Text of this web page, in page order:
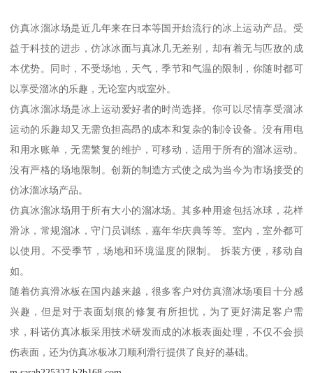
仿真冰溜冰场是近几年来在日本等国开始流行的冰上运动产品。受
益于科技的进步，仿冰冰面与真冰几无差别，却有着无与匹敌的成
本优势。同时，不受场地，天气，季节和气温的限制，你随时都可
以享受溜冰的乐趣，无论室内或室外。
仿真冰溜冰场是冰上运动爱好者的时尚选择。你可以尽情享受溜冰
运动的乐趣却又无需负担高昂的成本和复杂的制冷设备。没有用电
和用水账单，无需繁复的维护，可移动，适用于所有的溜冰运动。
没有严格的场地限制。创新的制造方式使之成为当今为市场接受的
仿冰溜冰场产品。
仿真冰溜冰场用于所有大小的溜冰场。其多种用途包括冰球，花样
滑冰，常规溜冰，守门员训练，嘉年华庆典等等。室内，室外都可
以使用。不受季节，场地和环境温度的限制。 拆装方便，移动自
如。
随着仿真滑冰板在国内越来越，很多客户对仿真溜冰场项目十分感
兴趣，但是对于表面划痕的修复有所担忧，为了更好满足客户需
求，科诺仿真冰板采用技术研发而成的冰板表面处理，不仅不会损
伤表面，还为仿真冰板冰刀顺利滑行提供了良好的基础。